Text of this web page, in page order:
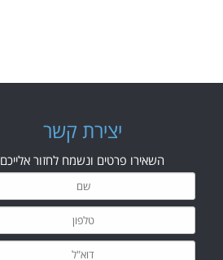
יצירת קשר
השאירו פרטים ונשמח לחזור אלייכם